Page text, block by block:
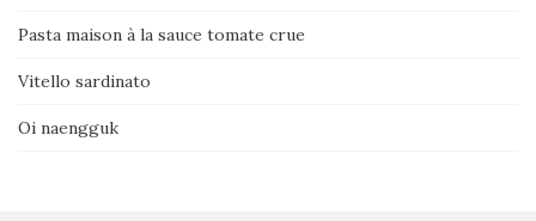
Pasta maison à la sauce tomate crue
Vitello sardinato
Oi naengguk